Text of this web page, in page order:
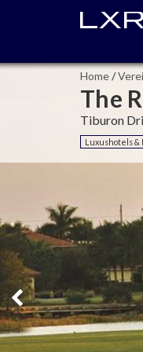
Home/
The
Tiburon
Luxushotels &